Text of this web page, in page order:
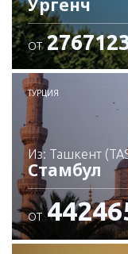
Ургенч
Проверьте
ОТ
ТУРЦИЯ
из: Ташкент
Стамбул
ОТ